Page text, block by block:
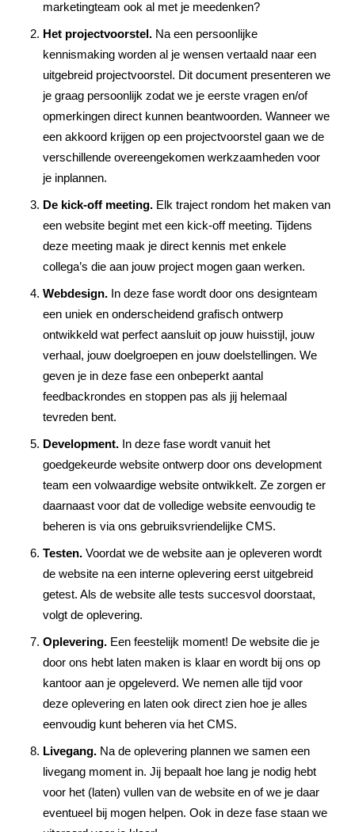
marketingteam ook al met je meedenken?
Het projectvoorstel. Na een persoonlijke
kennismaking worden al je wensen vertaald naar een
uitgebreid projectvoorstel. Dit document presenteren we
je graag persoonlijk zodat we je eerste vragen en/of
opmerkingen direct kunnen beantwoorden. Wanneer we
een akkoord krijgen op een projectvoorstel gaan we de
verschillende overeengekomen werkzaamheden voor
je inplannen.
De kick-off meeting. Elk traject rondom het maken van
een website begint met een kick-off meeting. Tijdens
deze meeting maak je direct kennis met enkele
collega’s die aan jouw project mogen gaan werken.
Webdesign. In deze fase wordt door ons designteam
een uniek en onderscheidend grafisch ontwerp
ontwikkeld wat perfect aansluit op jouw huisstijl, jouw
verhaal, jouw doelgroepen en jouw doelstellingen. We
geven je in deze fase een onbeperkt aantal
feedbackrondes en stoppen pas als jij helemaal
tevreden bent.
Development. In deze fase wordt vanuit het
goedgekeurde website ontwerp door ons development
team een volwaardige website ontwikkelt. Ze zorgen er
daarnaast voor dat de volledige website eenvoudig te
beheren is via ons gebruiksvriendelijke CMS.
Testen. Voordat we de website aan je opleveren wordt
de website na een interne oplevering eerst uitgebreid
getest. Als de website alle tests succesvol doorstaat,
volgt de oplevering.
Oplevering. Een feestelijk moment! De website die je
door ons hebt laten maken is klaar en wordt bij ons op
kantoor aan je opgeleverd. We nemen alle tijd voor
deze oplevering en laten ook direct zien hoe je alles
eenvoudig kunt beheren via het CMS.
Livegang. Na de oplevering plannen we samen een
livegang moment in. Jij bepaalt hoe lang je nodig hebt
voor het (laten) vullen van de website en of we je daar
eventueel bij mogen helpen. Ook in deze fase staan we